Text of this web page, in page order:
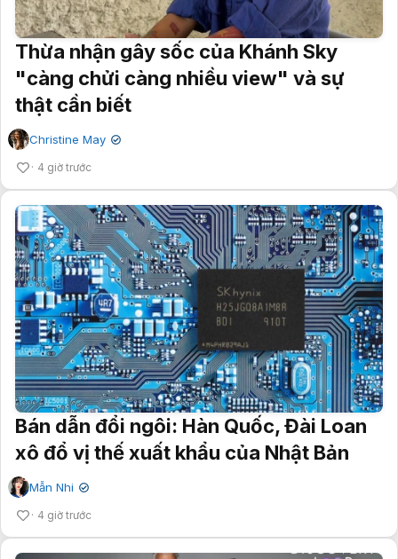
Thừa nhận gây sốc của Khánh Sky
"càng chửi càng nhiều view" và sự
thật cần biết
Christine May ✔
4 giờ trước
Bán dẫn đổi ngôi: Hàn Quốc, Đài Loan
xô đổ vị thế xuất khẩu của Nhật Bản
Mẫn Nhi ✔
4 giờ trước